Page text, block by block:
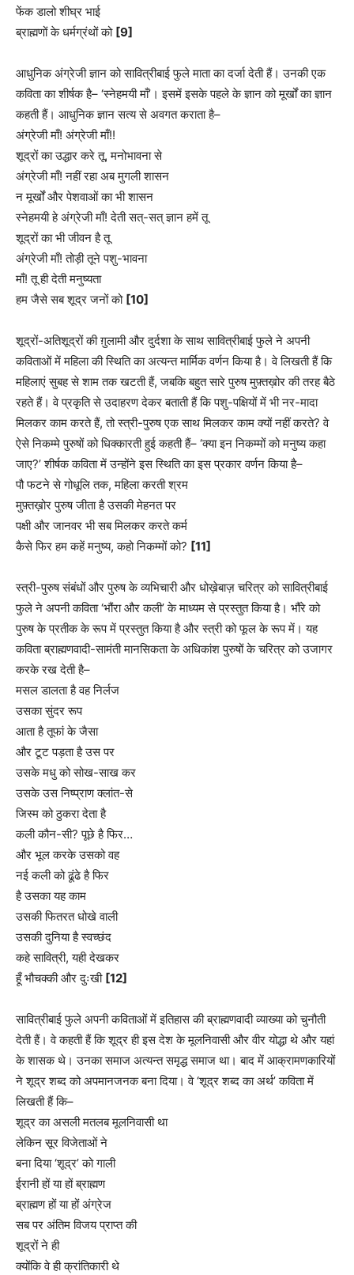
फेंक डालो शीघ्र भाई
ब्राह्मणों के धर्मग्रंथों को [9]
आधुनिक अंग्रेजी ज्ञान को सावित्रीबाई फुले माता का दर्जा देती हैं। उनकी एक
कविता का शीर्षक है– ‘स्नेहमयी माँ’। इसमें इसके पहले के ज्ञान को मूर्खों का ज्ञान
कहती हैं। आधुनिक ज्ञान सत्य से अवगत कराता है–
अंग्रेजी माँ! अंग्रेजी माँ!!
शूद्रों का उद्धार करे तू, मनोभावना से
अंग्रेजी माँ! नहीं रहा अब मुगली शासन
न मूर्खों और पेशवाओं का भी शासन
स्नेहमयी हे अंग्रेजी माँ! देती सत्-सत् ज्ञान हमें तू
शूद्रों का भी जीवन है तू
अंग्रेजी माँ! तोड़ी तूने पशु-भावना
माँ! तू ही देती मनुष्यता
हम जैसे सब शूद्र जनों को [10]
शूद्रों-अतिशूद्रों की ग़ुलामी और दुर्दशा के साथ सावित्रीबाई फुले ने अपनी
कविताओं में महिला की स्थिति का अत्यन्त मार्मिक वर्णन किया है। वे लिखती हैं कि
महिलाएं सुबह से शाम तक खटती हैं, जबकि बहुत सारे पुरुष मुफ़्तख़ोर की तरह बैठे
रहते हैं। वे प्रकृति से उदाहरण देकर बताती हैं कि पशु-पक्षियों में भी नर-मादा
मिलकर काम करते हैं, तो स्त्री-पुरुष एक साथ मिलकर काम क्यों नहीं करते? वे
ऐसे निकम्मे पुरुषों को धिक्कारती हुई कहती हैं– ‘क्या इन निकम्मों को मनुष्य कहा
जाए?’ शीर्षक कविता में उन्होंने इस स्थिति का इस प्रकार वर्णन किया है–
पौ फटने से गोधूलि तक, महिला करती श्रम
मुफ़्तख़ोर पुरुष जीता है उसकी मेहनत पर
पक्षी और जानवर भी सब मिलकर करते कर्म
कैसे फिर हम कहें मनुष्य, कहो निकम्मों को? [11]
स्त्री-पुरुष संबंधों और पुरुष के व्यभिचारी और धोख़ेबाज़ चरित्र को सावित्रीबाई
फुले ने अपनी कविता ‘भौंरा और कली’ के माध्यम से प्रस्तुत किया है। भौंरे को
पुरुष के प्रतीक के रूप में प्रस्तुत किया है और स्त्री को फूल के रूप में। यह
कविता ब्राह्मणवादी-सामंती मानसिकता के अधिकांश पुरुषों के चरित्र को उजागर
करके रख देती है–
मसल डालता है वह निर्लज
उसका सुंदर रूप
आता है तूफां के जैसा
और टूट पड़ता है उस पर
उसके मधु को सोख-साख कर
उसके उस निष्प्राण क्लांत-से
जिस्म को ठुकरा देता है
कली कौन-सी? पूछे है फिर…
और भूल करके उसको वह
नई कली को ढूंढे है फिर
है उसका यह काम
उसकी फितरत धोखे वाली
उसकी दुनिया है स्वच्छंद
कहे सावित्री, यही देखकर
हूँ भौचक्की और दुःखी [12]
सावित्रीबाई फुले अपनी कविताओं में इतिहास की ब्राह्मणवादी व्याख्या को चुनौती
देती हैं। वे कहती हैं कि शूद्र ही इस देश के मूलनिवासी और वीर योद्धा थे और यहां
के शासक थे। उनका समाज अत्यन्त समृद्ध समाज था। बाद में आक्रामणकारियों
ने शूद्र शब्द को अपमानजनक बना दिया। वे ‘शूद्र शब्द का अर्थ’ कविता में
लिखती हैं कि–
शूद्र का असली मतलब मूलनिवासी था
लेकिन सूर विजेताओं ने
बना दिया ‘शूद्र’ को गाली
ईरानी हों या हों ब्राह्मण
ब्राह्मण हों या हों अंग्रेज
सब पर अंतिम विजय प्राप्त की
शूद्रों ने ही
क्योंकि वे ही क्रांतिकारी थे